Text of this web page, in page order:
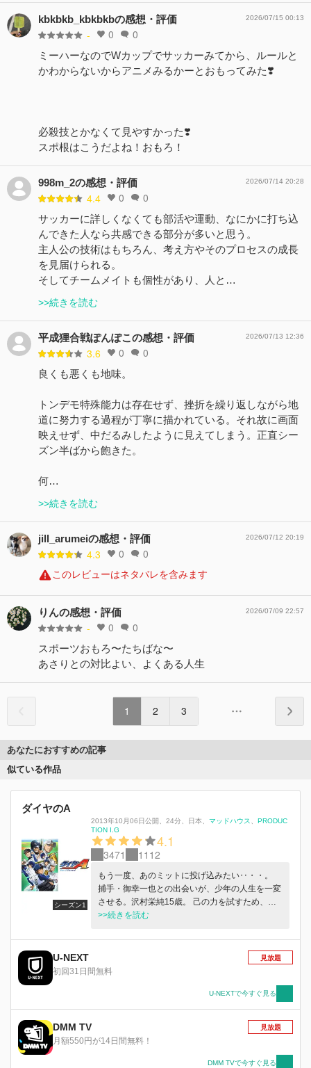
kbkbkb_kbkbkbの感想・評価
- 0 0
2026/07/15 00:13
ミーハーなのでWカップでサッカーみてから、ルールと
かわからないからアニメみるかーとおもってみた❣️
必殺技とかなくて見やすかった❣️
スポ根はこうだよね！おもろ！
998m_2の感想・評価
4.4 0 0
2026/07/14 20:28
サッカーに詳しくなくても部活や運動、なにかに打ち込
んできた人なら共感できる部分が多いと思う。
主人公の技術はもちろん、考え方やそのプロセスの成長
を見届けられる。
そしてチームメイトも個性があり、人と…
>>続きを読む
平成狸合戦ぽんぽこの感想・評価
3.6 0 0
2026/07/13 12:36
良くも悪くも地味。
トンデモ特殊能力は存在せず、挫折を繰り返しながら地
道に努力する過程が丁寧に描かれている。それ故に画面
映えせず、中だるみしたように見えてしまう。正直シー
ズン半ばから飽きた。
何…
>>続きを読む
jill_arumeiの感想・評価
4.3 0 0
2026/07/12 20:19
このレビューはネタバレを含みます
りんの感想・評価
- 0 0
2026/07/09 22:57
スポーツおもろ〜たちばな〜
あさりとの対比よい、よくある人生
1 2 3
あなたにおすすめの記事
似ている作品
ダイヤのA
シーズン1
2013年10月06日公開 24分 日本 マッドハウス
PRODUC
TION I.G
4.1
3471 1112
もう一度、あのミットに投げ込みたい‥・・。
捕手・御幸一也との出会いが、少年の人生を一変
させる。沢村栄純15歳。 己の力を試すため、仲
間に別れを告げ、野球名門校・青道の扉を叩く。
た！
>>続きを読む
U-NEXT
初回31日間無料
見放題
U-NEXTで今すぐ見る
DMM TV
月額550円が14日間無料！
見放題
DMM TVで今すぐ見る